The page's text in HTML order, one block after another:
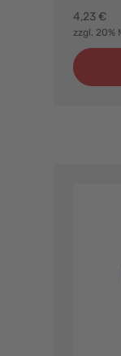
4,23 €
zzgl. 20%